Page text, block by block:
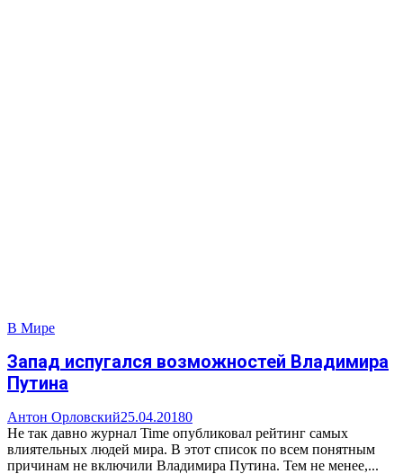
В Мире
Запад испугался возможностей Владимира
Путина
Антон Орловский25.04.20180
Не так давно журнал Time опубликовал рейтинг самых
влиятельных людей мира. В этот список по всем понятным
причинам не включили Владимира Путина. Тем не менее,...